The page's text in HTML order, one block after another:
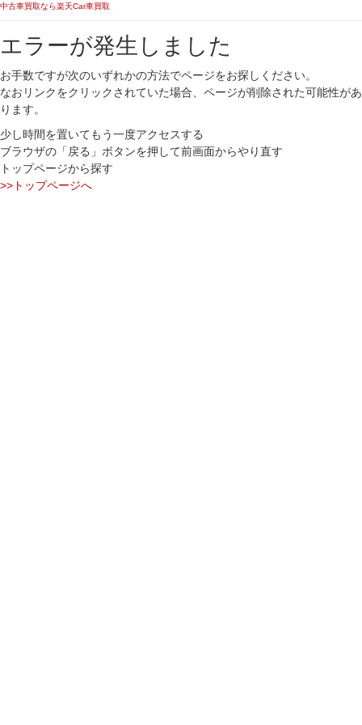
中古車買取なら楽天Car車買取
エラーが発生しました
お手数ですが次のいずれかの方法でページをお探しください。
なおリンクをクリックされていた場合、ページが削除された可能性があ
ります。
少し時間を置いてもう一度アクセスする
ブラウザの「戻る」ボタンを押して前画面からやり直す
トップページから探す
>>トップページへ